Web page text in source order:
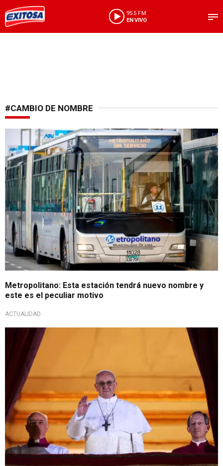
95.5 FM
EN VIVO
#CAMBIO DE NOMBRE
Modificación anunciada
Metropolitano: Esta estación tendrá nuevo nombre y
este es el peculiar motivo
ACTUALIDAD
Para tener en cuenta